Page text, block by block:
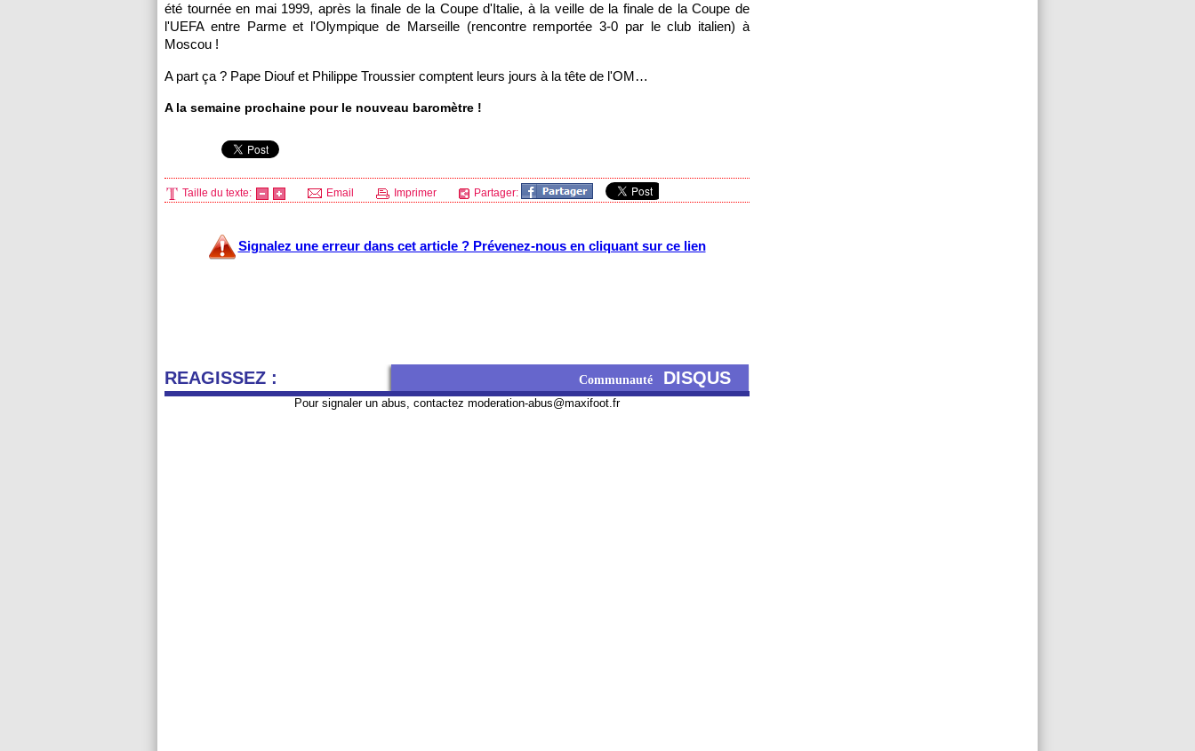
été tournée en mai 1999, après la finale de la Coupe d'Italie, à la veille de la finale de la Coupe de
l'UEFA entre Parme et l'Olympique de Marseille(rencontre remportée 3-0 par le club italien) à
Moscou !
A part ça ? Pape Diouf et Philippe Troussier comptent leurs jours à la tête de l'OM…
A la semaine prochaine pour le nouveau baromètre !
Taille du texte: Email Imprimer Partager:
Signalez une erreur dans cet article ? Prévenez-nous en cliquant sur ce lien
REAGISSEZ : Communauté DISQUS
Pour signaler un abus, contactez moderation-abus@maxifoot.fr